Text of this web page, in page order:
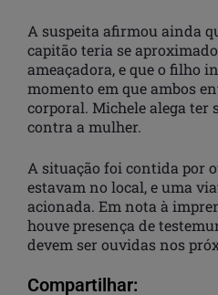
A suspeita afirmou ainda
capitão teria se
ameaçadora, e que o filho
momento em que ambos
corporal. Michele alega
contra a mulher.
A situação foi contida por
estavam no local, e uma
acionada. Em nota à
houve presença de
devem ser ouvidas nos
Compartilhar: